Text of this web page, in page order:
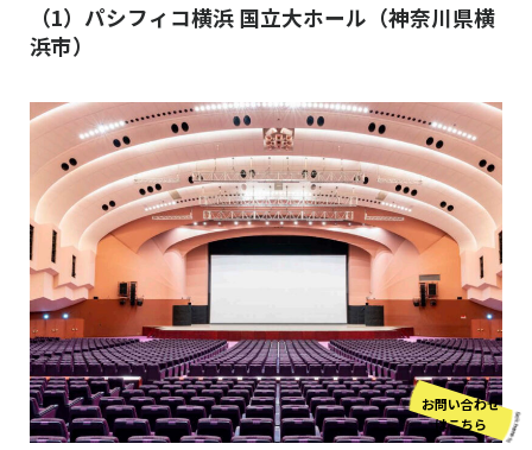
（1）パシフィコ横浜 国立大ホール（神奈川県横
浜市）
お問い合わせ
はこちら